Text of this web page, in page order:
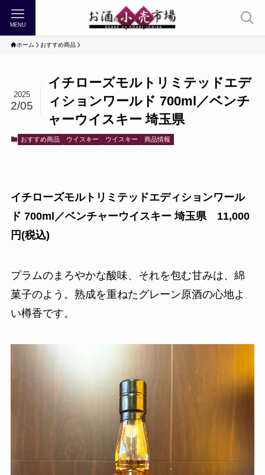
MENU
ホーム おすすめ商品
イチローズモルトリミテッドエデ
ィションワールド 700ml／ベンチ
ャーウイスキー 埼玉県
2025
2/05
おすすめ商品 ウイスキー ウイスキー 商品情報
イチローズモルトリミテッドエディションワール
ド 700ml／ベンチャーウイスキー 埼玉県
11,000
円(税込)
プラムのまろやかな酸味、それを包む甘みは、綿
菓子のよう。熟成を重ねたグレーン原酒の心地よ
い樽香です。